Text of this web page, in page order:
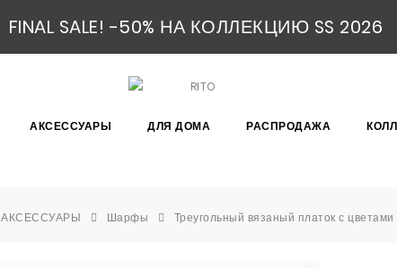
FINAL SALE! -50% НА КОЛЛЕКЦИЮ SS 2026
АКСЕССУАРЫ ДЛЯ ДОМА РАСПРОДАЖА
АКСЕССУАРЫ Шарфы Треугольный вязаный платок с